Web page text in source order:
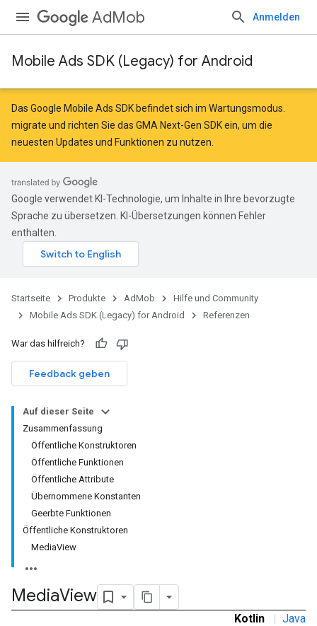
AdMob Anmelden
Mobile Ads SDK (Legacy) for Android
Das Google Mobile Ads SDK befindet sich im Wartungsmodus.
migrate und richten Sie das GMA Next-Gen SDK ein, um die
neuesten Updates und Funktionen zu nutzen.
Google verwendet KI-Technologie, um Inhalte in Ihre bevorzugte
Sprache zu übersetzen. KI-Übersetzungen können Fehler
enthalten.
Startseite Produkte AdMob
Hilfe und Community
Mobile Ads SDK (Legacy) for Android
Referenzen
War das hilfreich?
Feedback geben
Auf dieser Seite
Zusammenfassung
Öffentliche Konstruktoren
Öffentliche Funktionen
Öffentliche Attribute
Übernommene Konstanten
Geerbte Funktionen
Öffentliche Konstruktoren
MediaView
MediaView
Kotlin | Java